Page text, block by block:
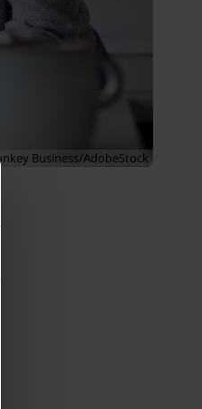
Business/AdobeStock